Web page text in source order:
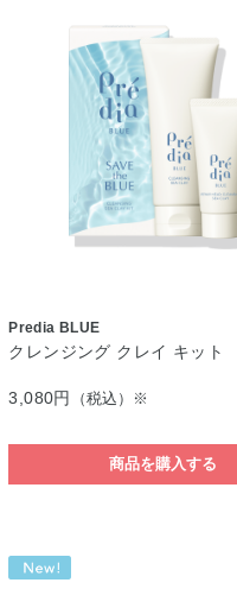
Predia BLUE
クレンジング クレイ キット
3,080円 （税込）※
商品を購入する